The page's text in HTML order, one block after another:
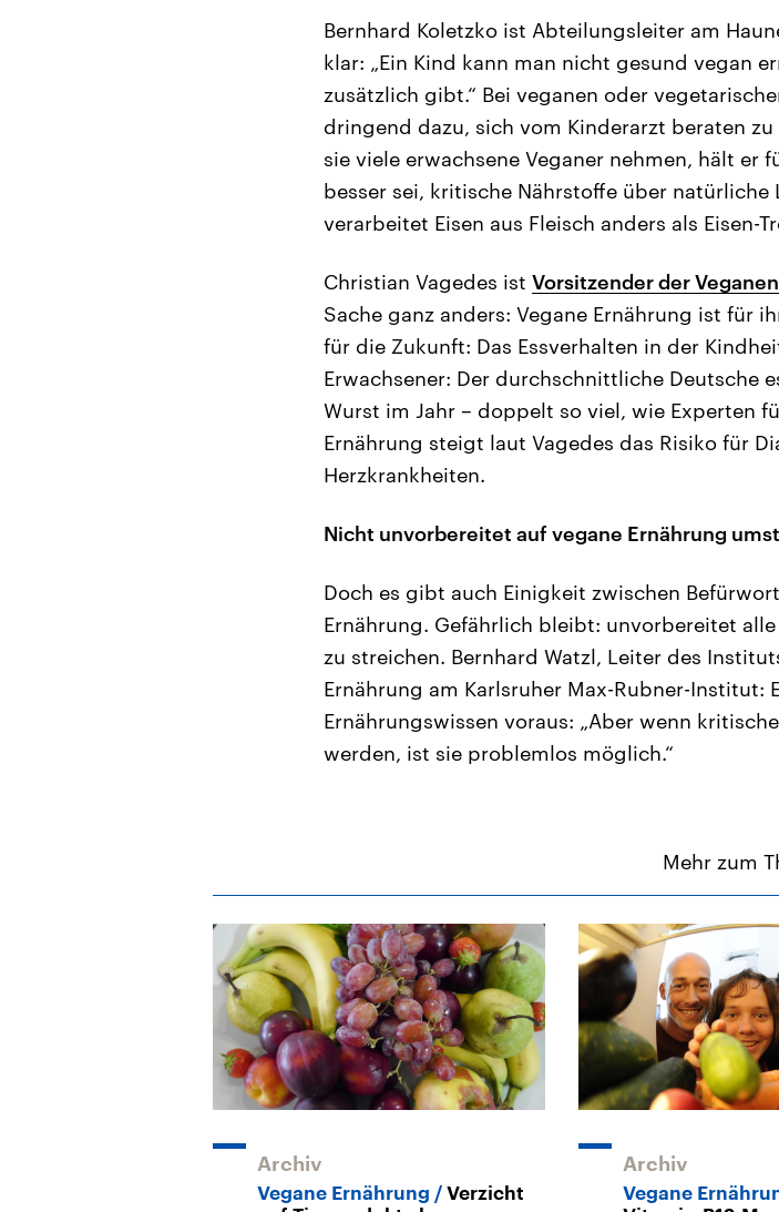
Bernhard Koletzko ist Abteilungsleiter am
klar: „Ein Kind kann man nicht gesund vegan
zusätzlich gibt.“ Bei veganen oder
dringend dazu, sich vom Kinderarzt beraten
sie viele erwachsene Veganer nehmen, hält er
besser sei, kritische Nährstoffe über natürliche
verarbeitet Eisen aus Fleisch anders als Eisen-
Christian Vagedes ist Vorsitzender der
Sache ganz anders: Vegane Ernährung ist für
für die Zukunft: Das Essverhalten in der
Erwachsener: Der durchschnittliche Deutsche
Wurst im Jahr – doppelt so viel, wie Experten
Ernährung steigt laut Vagedes das Risiko für
Herzkrankheiten.
Nicht unvorbereitet auf vegane Ernährung
Doch es gibt auch Einigkeit zwischen
Ernährung. Gefährlich bleibt: unvorbereitet
zu streichen. Bernhard Watzl, Leiter des
Ernährung am Karlsruher Max-Rubner-Institut:
Ernährungswissen voraus: „Aber wenn
werden, ist sie problemlos möglich.“
Mehr zum
Archiv
Vegane Ernährung
Verzicht
Archiv
Vegane